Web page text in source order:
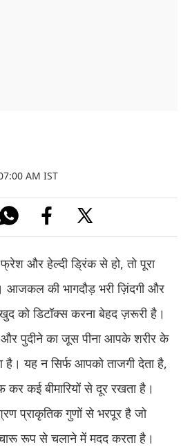
AM IST
और हेल्दी ड्रिंक से हो, तो पूरा
आजकल की भागदौड़ भरी ज़िंदगी और
को डिटॉक्स करना बेहद ज़रूरी है।
पुदीने का जूस पीना आपके शरीर के
है। यह न सिर्फ आपको ताजगी देता है,
कई बीमारियों से दूर रखता है।
प्राकृतिक गुणों से भरपूर है जो
रूप से चलाने में मदद करता है।